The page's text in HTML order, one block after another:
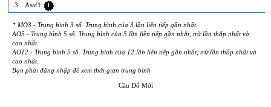
3. Asaf1 1
* MO3 - Trung bình 3 số. Trung bình của 3 lần liên tiếp gần nhất.
AO5 - Trung bình 5 số. Trung bình của 5 lần liền tiếp gần nhất, trừ lần thấp nhất và
cao nhất.
AO12 - Trung bình 5 số. Trung bình của 12 lần liên tiếp gần nhất, trừ lần thấp nhất và
cao nhất.
Bạn phải đăng nhập để xem thời gian trung bình
Câu Đố Mới